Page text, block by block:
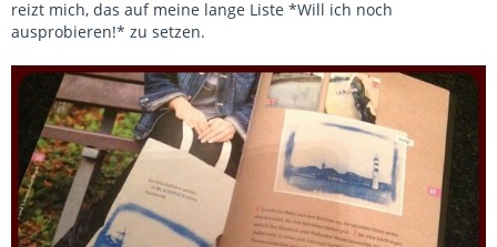
reizt mich, das auf meine lange Liste *Will ich noch
ausprobieren!* zu setzen.